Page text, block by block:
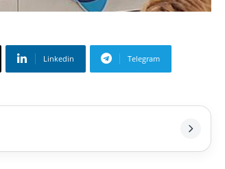
Linkedin Telegram